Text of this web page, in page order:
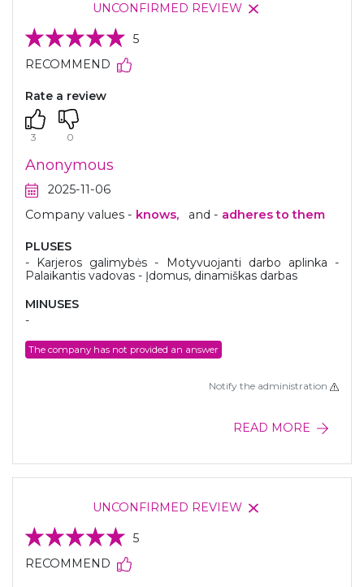
UNCONFIRMED REVIEW
Anonymous
2025-11-06
Company values - knows, and - adheres to them
PLUSES
- Karjeros galimybės - Motyvuojanti darbo aplinka -
Palaikantis vadovas - Įdomus, dinamiškas darbas
MINUSES
-
The company has not provided an answer
5
RECOMMEND
Rate a review
3 0
Notify the administration
READ MORE
UNCONFIRMED REVIEW
5
RECOMMEND